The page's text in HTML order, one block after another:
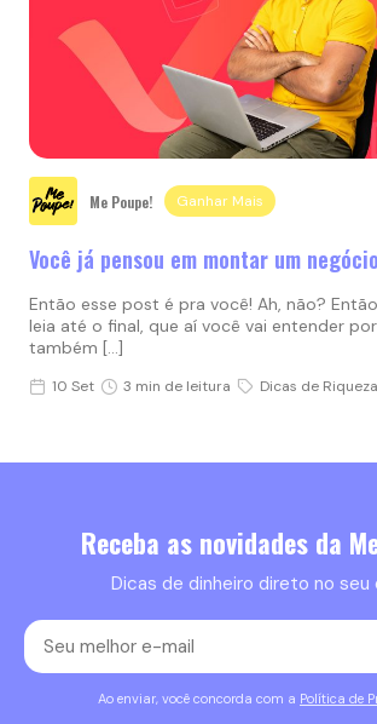
Me Poupe! Ganhar Mais
Você já pensou em montar um
Então esse post é pra você! Ah, não?
leia até o final, que aí você vai entender
também […]
10 Set 3 min de leitura Dicas de Riqueza
Receba as novidades da
Dicas de dinheiro direto no seu
Ao enviar, você concorda com a Política de